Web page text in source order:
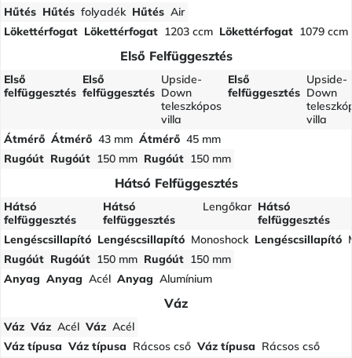
Hűtés Hűtés folyadék Hűtés Air
Lökettérfogat Lökettérfogat 1203 ccm Lökettérfogat 1079 ccm
Első Felfüggesztés
Első
felfüggesztés
Első
felfüggesztés
Upside-
Down
teleszkópos
villa
Első
felfüggesztés
Upside-
Down
villa
Átmérő Átmérő 43 mm Átmérő 45 mm
Rugóút Rugóút 150 mm Rugóút 150 mm
Hátsó Felfüggesztés
Hátsó
felfüggesztés
Hátsó
felfüggesztés
Lengőkar Hátsó
felfüggesztés
Lengéscsillapító Lengéscsillapító Monoshock Lengéscsillapító
Rugóút Rugóút 150 mm Rugóút 150 mm
Anyag Anyag Acél Anyag Alumínium
Váz
Váz Váz Acél Váz Acél
Váz típusa Váz típusa Rácsos cső Váz típusa Rácsos cső